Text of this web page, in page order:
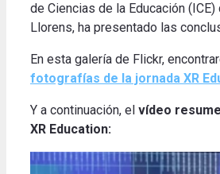
de Ciencias de la Educación (ICE)
Llorens, ha presentado las
En esta galería de Flickr,
fotografías de la jornada XR
Y a continuación, el vídeo
XR Education: